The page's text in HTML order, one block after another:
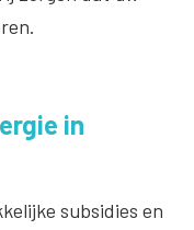
in
subsidies en